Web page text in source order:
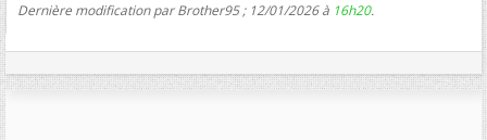
Dernière modification par Brother95 ; 12/01/2026 à 16h20.